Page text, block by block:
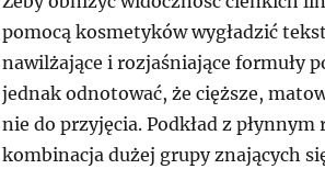
pomocą kosmetyków wygładzić
nawilżające i rozjaśniające formuły
jednak odnotować, że cięższe,
nie do przyjęcia. Podkład z
kombinacja dużej grupy znających